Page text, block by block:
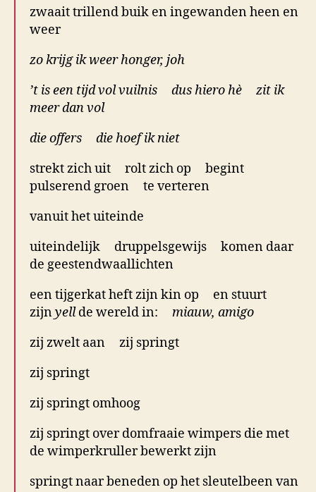
zwaait trillend buik en ingewanden heen en
weer
zo krijg ik weer honger, joh
’t is een tijd vol vuilnis dus hiero hè zit ik
meer dan vol
die offers die hoef ik niet
strekt zich uit rolt zich op begint
pulserend groen te verteren
vanuit het uiteinde
uiteindelijk druppelsgewijs komen daar
de geestendwaallichten
een tijgerkat heft zijn kin op en stuurt
zijnyellde wereld in: miauw, amigo
zij zwelt aan zij springt
zij springt
zij springt omhoog
zij springt over domfraaie wimpers die met
de wimperkruller bewerkt zijn
springt naar beneden op het sleutelbeen van